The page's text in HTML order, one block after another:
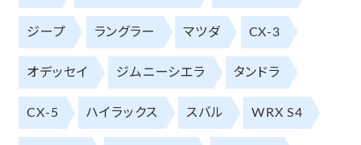
ジープ ラングラー マツダ CX-3
オデッセイ ジムニーシエラ タンドラ
CX-5 ハイラックス スバル WRX S4